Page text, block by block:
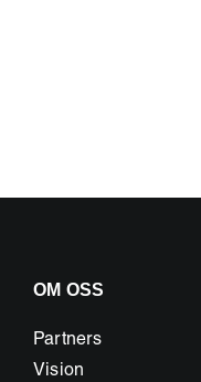
OM OSS
Partners
Vision